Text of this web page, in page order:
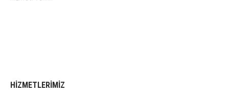
HIZMETLERIMIZ